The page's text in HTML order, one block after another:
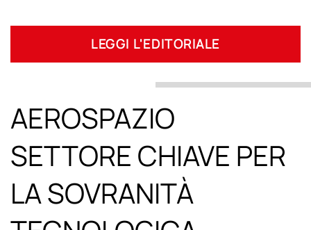
LEGGI L'EDITORIALE
AEROSPAZIO
SETTORE CHIAVE PER
LA SOVRANITÀ